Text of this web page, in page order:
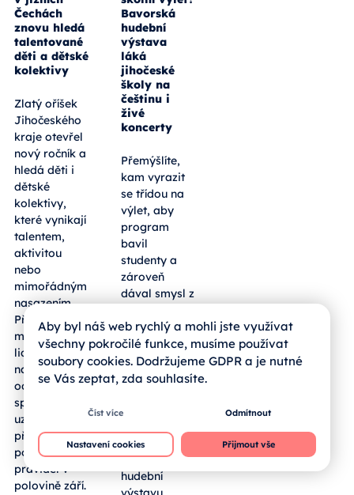
Čechách
znovu hledá
talentované
děti a dětské
kolektivy
Zlatý oříšek
Jihočeského
kraje otevřel
nový ročník a
hledá děti i
dětské
kolektivy,
které vynikají
talentem,
aktivitou
nebo
mimořádným
nasazením.
Přihlásit se
mohou mladí
lidé z regionu
napříč obory
od umění po
sport,
uzávěrka
přihlášek je
podle
pravidel v
polovině září.
Bavorská
hudební
výstava
láká
jihočeské
školy na
češtinu i
živé
koncerty
Přemýšlíte,
kam vyrazit
se třídou na
výlet, aby
program
bavil
studenty a
zároveň
dával smysl z
výuky?
Sousední
bavorský
okres
Grafenau
rozsáhlou
Zemskou
hudební
Aby byl náš web rychlý a mohli jste využívat
všechny pokročilé funkce, musíme používat
soubory cookies. Dodržujeme GDPR a je nutné
se Vás zeptat, zda souhlasíte.
Číst více Odmítnout
Nastavení cookies Přijmout vše